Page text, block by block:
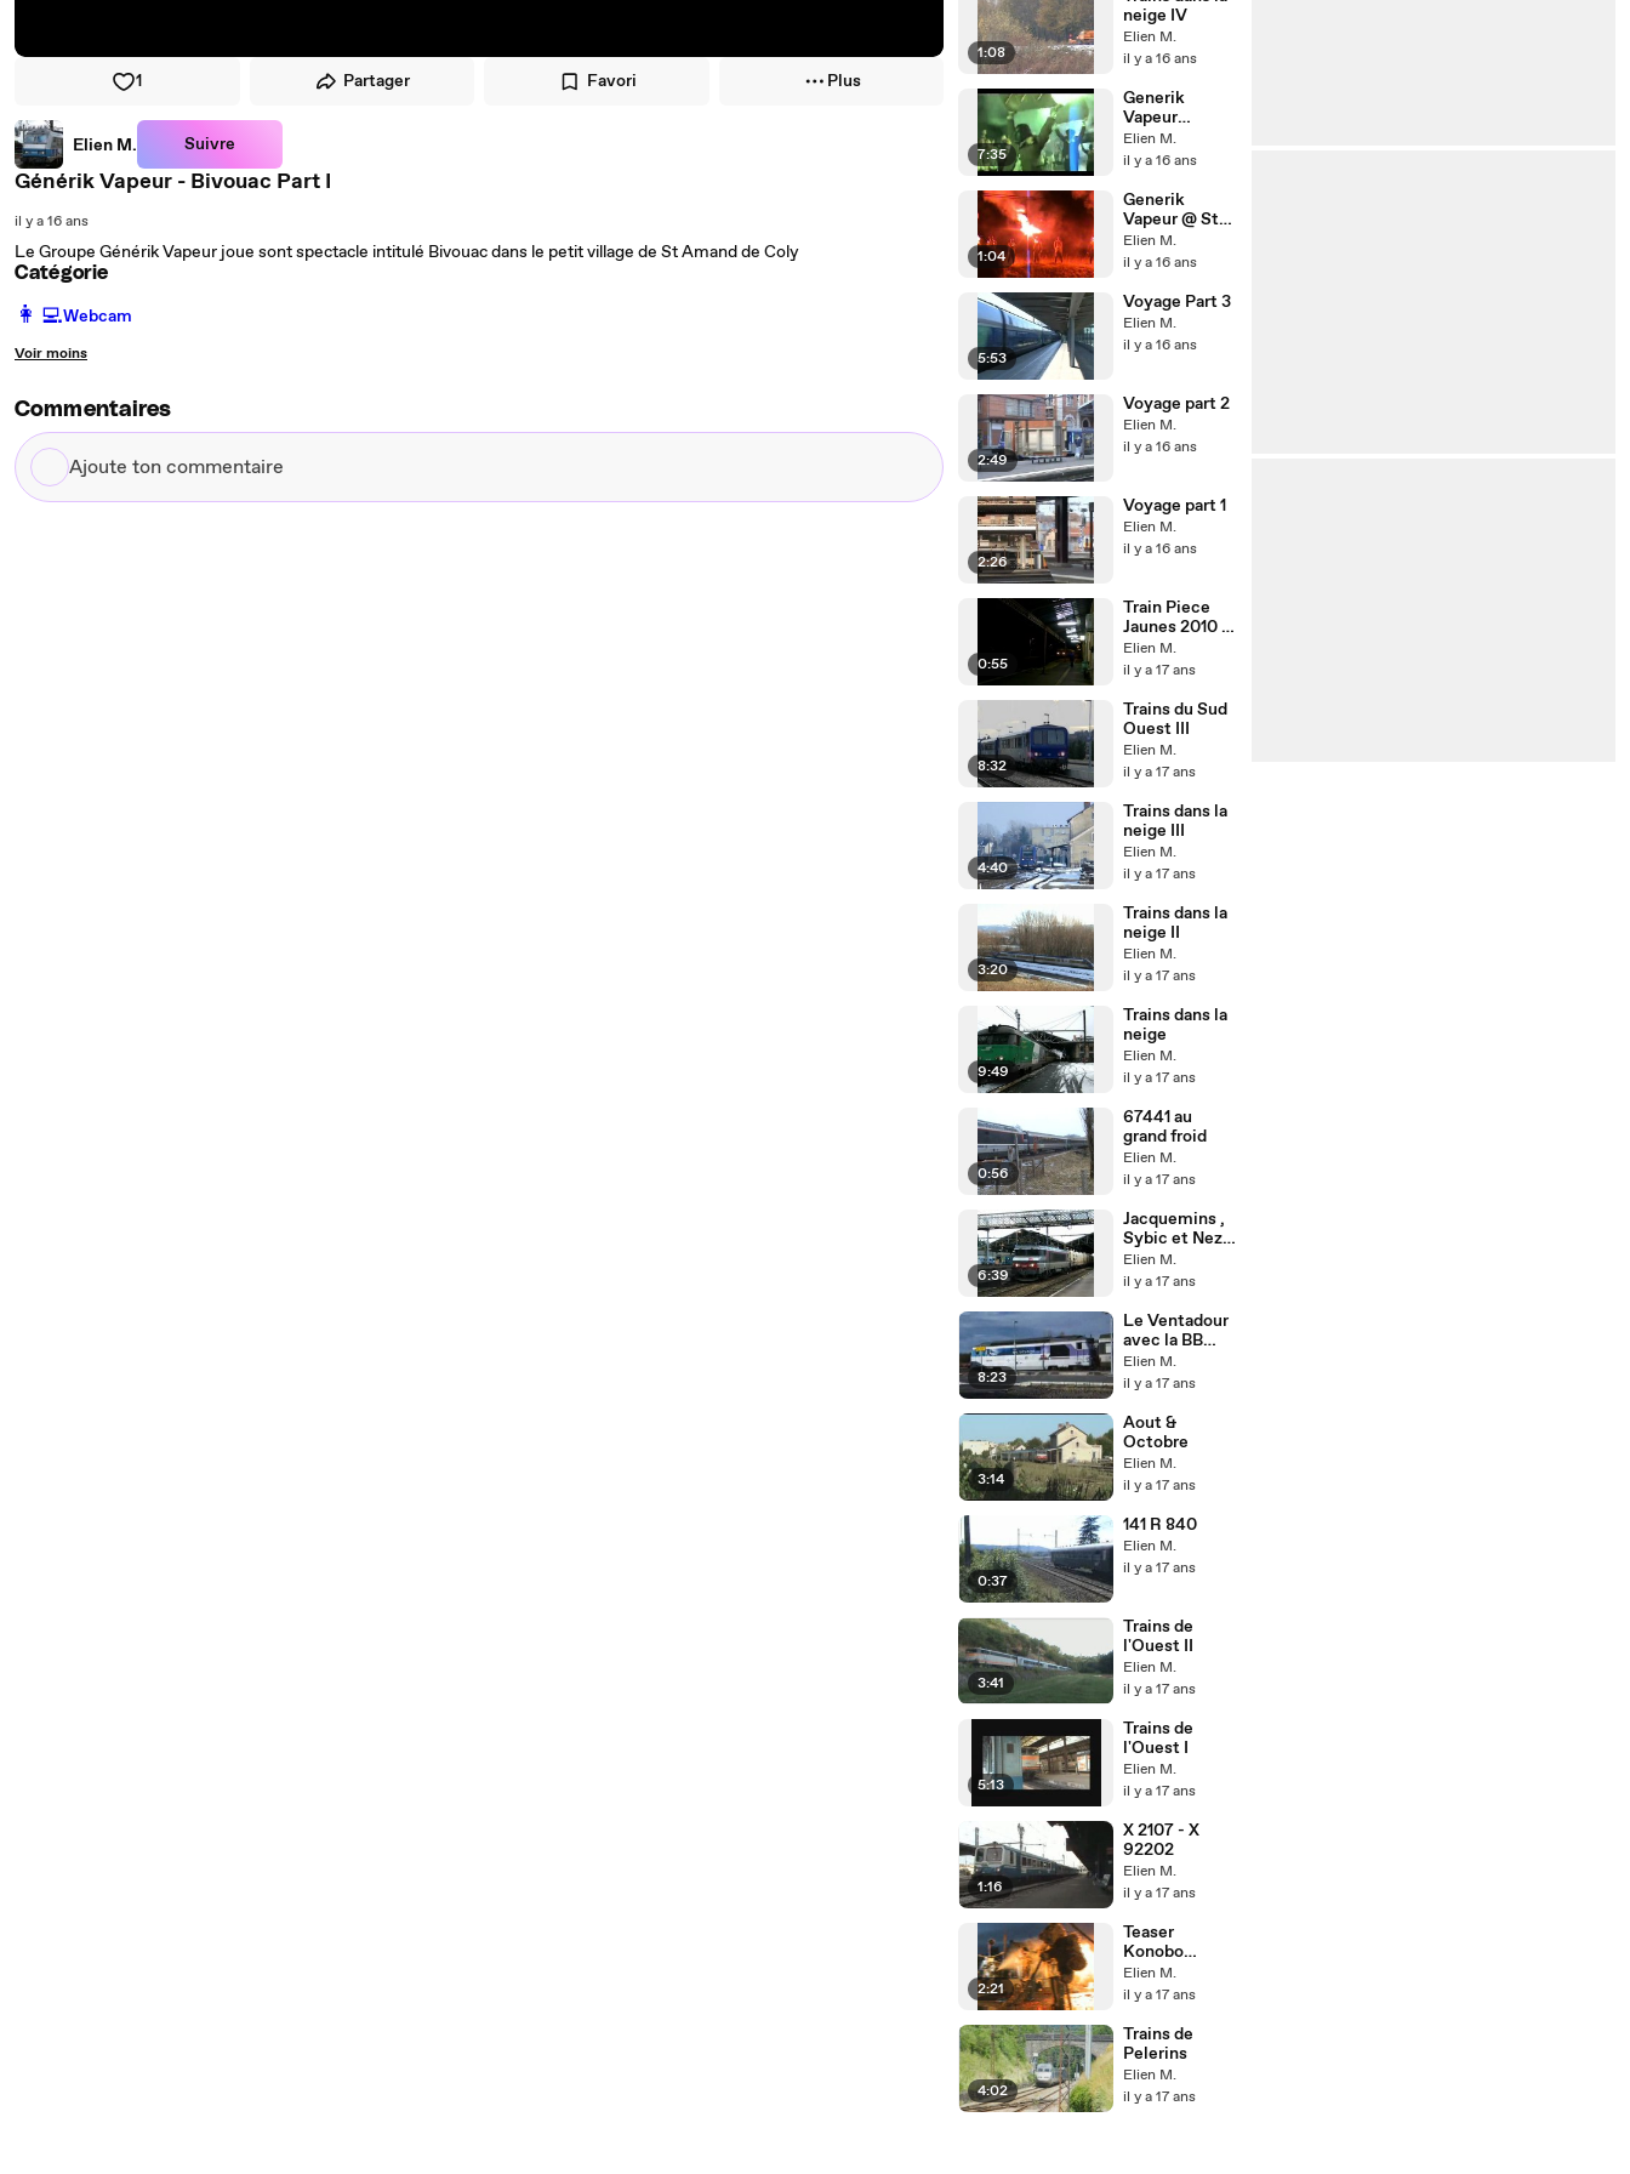
1 Partager Favori Plus
Elien M. Suivre
Générik Vapeur - Bivouac Part I
il y a 16 ans
Le Groupe Générik Vapeur joue sont spectacle intitulé Bivouac dans le petit village de St Amand de Coly
Catégorie
️👩‍💻️Webcam
Voir moins
Commentaires
Ajoute
ton
1:08
neige IV
Elien M.
il y a 16 ans
7:35
Generik
Vapeur
Bivouac Part II
Elien M.
il y a 16 ans
1:04
Generik
Vapeur @ St
Amand de
Coly (24) ~
Elien M.
il y a 16 ans
5:53
Voyage Part 3
Elien M.
il y a 16 ans
2:49
Voyage part 2
Elien M.
il y a 16 ans
2:26
Voyage part 1
Elien M.
il y a 16 ans
0:55
Train Piece
Jaunes 2010 -
BB 67616
Elien M.
il y a 17 ans
8:32
Trains du Sud
Ouest III
Elien M.
il y a 17 ans
4:40
Trains dans la
neige III
Elien M.
il y a 17 ans
3:20
Trains dans la
neige II
Elien M.
il y a 17 ans
9:49
Trains dans la
neige
Elien M.
il y a 17 ans
0:56
67441 au
grand froid
Elien M.
il y a 17 ans
6:39
Jacquemins ,
Sybic et Nez
cassé
Elien M.
il y a 17 ans
8:23
Le Ventadour
avec la BB
67616
Elien M.
il y a 17 ans
3:14
Aout &
Octobre
Elien M.
il y a 17 ans
0:37
141 R 840
Elien M.
il y a 17 ans
3:41
Trains de
l'Ouest II
Elien M.
il y a 17 ans
5:13
Trains de
l'Ouest I
Elien M.
il y a 17 ans
1:16
X 2107 - X
92202
Elien M.
il y a 17 ans
2:21
Teaser
Konobo
Festival 2009
Elien M.
il y a 17 ans
4:02
Trains de
Pelerins
Elien M.
il y a 17 ans